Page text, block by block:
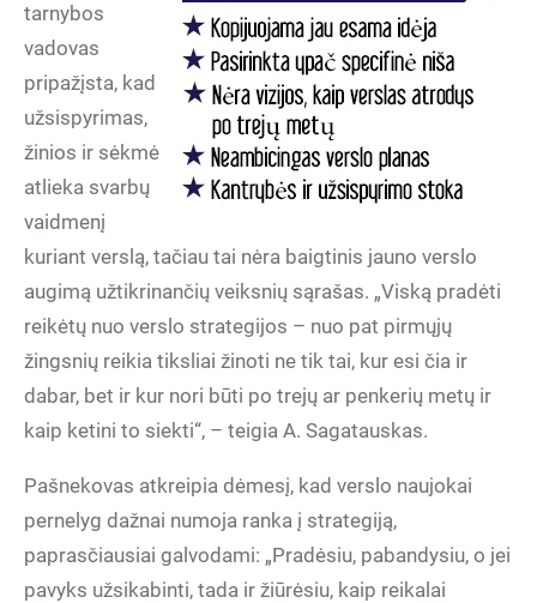
tarnybos
vadovas
pripažįsta, kad
užsispyrimas,
žinios ir sėkmė
atlieka svarbų
vaidmenį
kuriant verslą, tačiau tai nėra baigtinis jauno verslo
augimą užtikrinančių veiksnių sąrašas. „Viską pradėti
reikėtų nuo verslo strategijos – nuo pat pirmųjų
žingsnių reikia tiksliai žinoti ne tik tai, kur esi čia ir
dabar, bet ir kur nori būti po trejų ar penkerių metų ir
kaip ketini to siekti“, – teigia A. Sagatauskas.
Pašnekovas atkreipia dėmesį, kad verslo naujokai
pernelyg dažnai numoja ranka į strategiją,
paprasčiausiai galvodami: „Pradėsiu, pabandysiu, o jei
pavyks užsikabinti, tada ir žiūrėsiu, kaip reikalai